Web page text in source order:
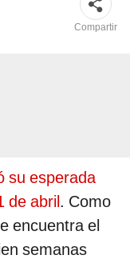
Compartir
su esperada
de abril. Como
encuentra el
semanas